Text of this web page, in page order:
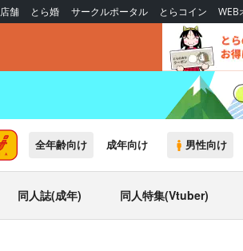
店舗 とら婚 サークルポータル とらコイン WEB
全年齢向け 成年向け 男性向け
同人誌(成年) 同人特集(Vtuber)